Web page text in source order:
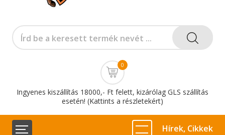
0
Ingyenes kiszállítás 18000,- Ft felett, kizárólag GLS szállítás
esetén! (Kattints a részletekért)
Hírek, Cikkek